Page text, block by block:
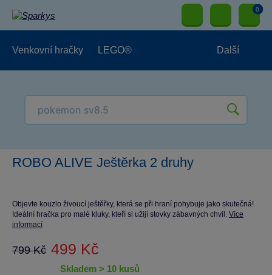
0
Venkovní hračky LEGO® Další
ROBO ALIVE Ještěrka 2 druhy
Objevte kouzlo živoucí ještěřky, která se při hraní pohybuje jako skutečná!
Ideální hračka pro malé kluky, kteří si užijí stovky zábavných chvil. Více
informací
799 Kč 499 Kč
skladem > 10 kusů